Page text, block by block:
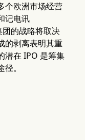
个欧洲市场经营
记电讯
团的战略将取决
的剥离表明其重
潜在 IPO 是筹集
。